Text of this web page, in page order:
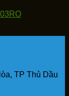
TP Thủ Dầu